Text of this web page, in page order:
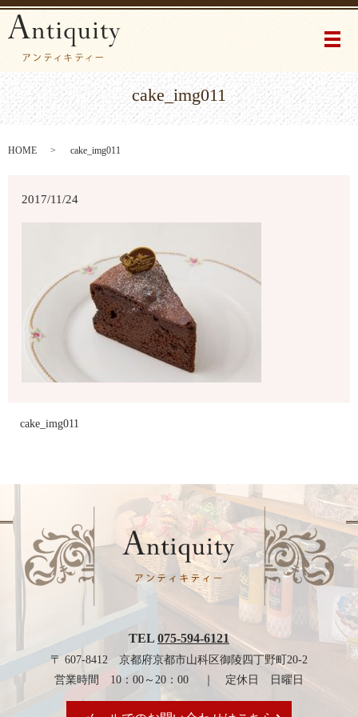
メ
cake_img011
HOME cake_img011
2017/11/24
cake_img011
TEL 075-594-6121
〒 607-8412 京都府京都市山科区御陵四丁野町20-2
営業時間 10：00～20：00 ｜ 定休日 日曜日